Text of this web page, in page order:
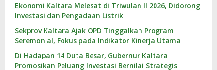
Ekonomi Kaltara Melesat di Triwulan II 2026, Didorong
Investasi dan Pengadaan Listrik
Sekprov Kaltara Ajak OPD Tinggalkan Program
Seremonial, Fokus pada Indikator Kinerja Utama
Di Hadapan 14 Duta Besar, Gubernur Kaltara
Promosikan Peluang Investasi Bernilai Strategis